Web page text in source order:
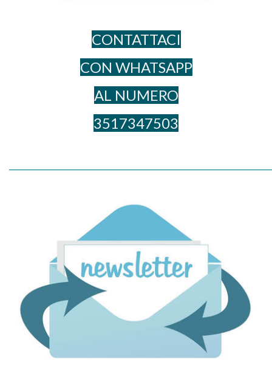
CONTATTACI
CON WHATSAPP
AL NUME​RO
3517347503